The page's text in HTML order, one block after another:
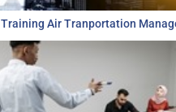
Training Air Tranportation